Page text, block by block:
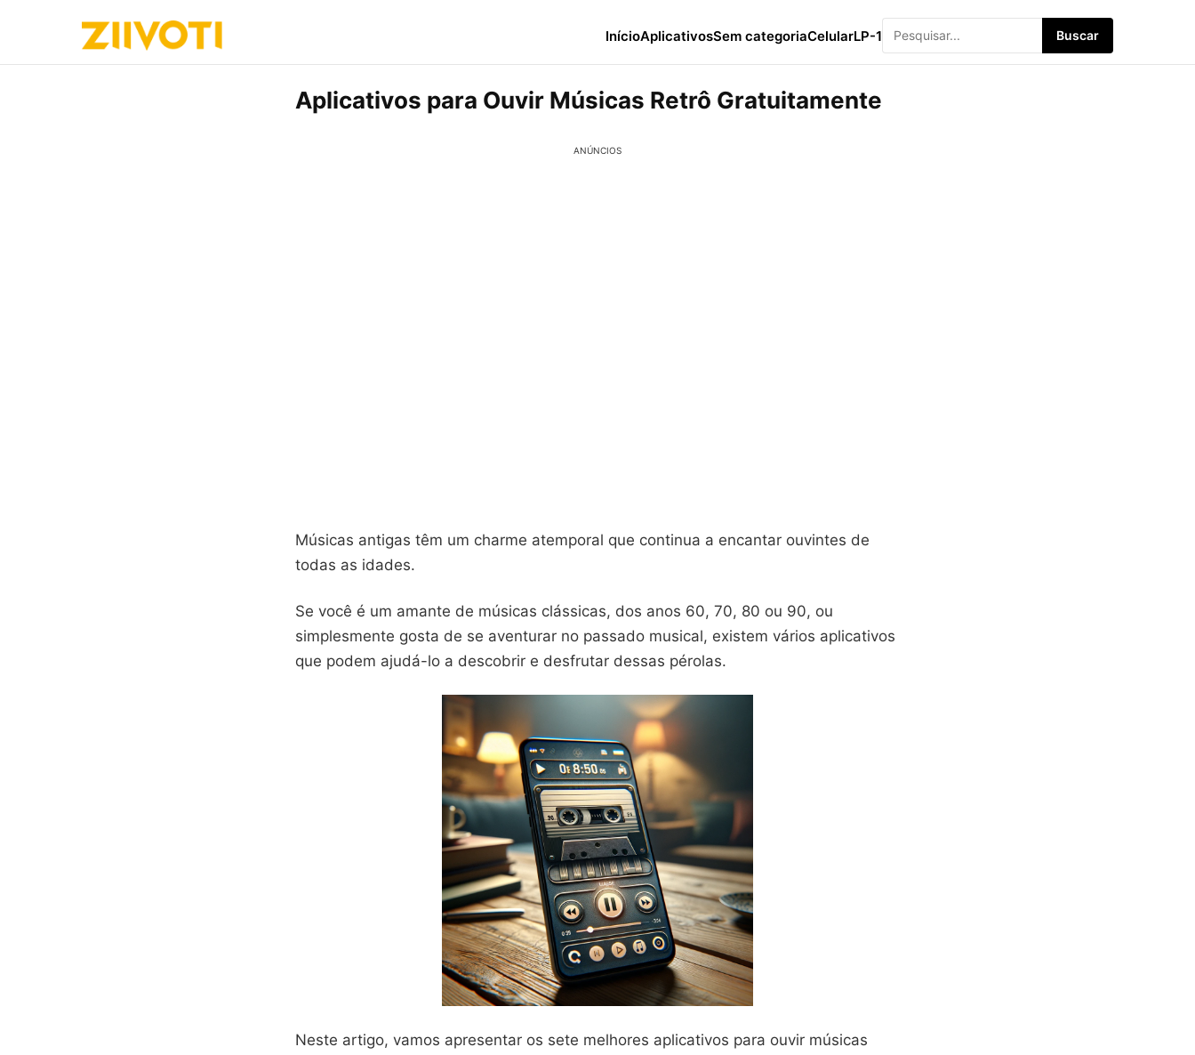
InícioAplicativosSem categoriaCelularLP-1 Buscar
Aplicativos para Ouvir Músicas Retrô Gratuitamente
ANÚNCIOS
Músicas antigas têm um charme atemporal que continua a encantar ouvintes de
todas as idades.
Se você é um amante de músicas clássicas, dos anos 60, 70, 80 ou 90, ou
simplesmente gosta de se aventurar no passado musical, existem vários aplicativos
que podem ajudá-lo a descobrir e desfrutar dessas pérolas.
Neste artigo, vamos apresentar os sete melhores aplicativos para ouvir músicas